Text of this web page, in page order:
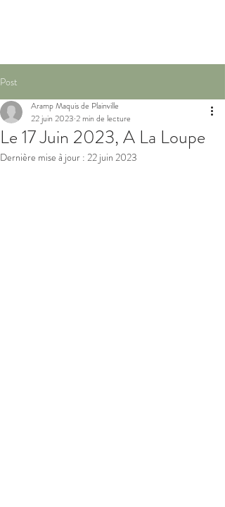
Post
Le 17 Juin 2023, A La Loupe
Aramp Maquis de Plainville
22 juin 2023 2 min de lecture
Dernière mise à jour : 22 juin 2023